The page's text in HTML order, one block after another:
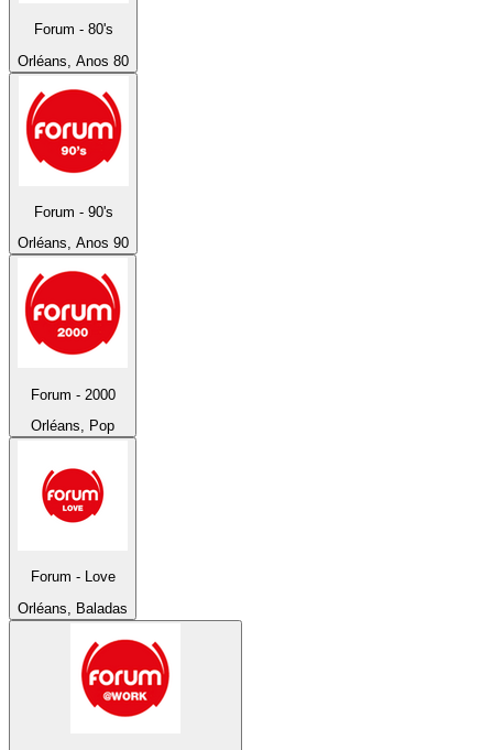
Forum - 80's
Orléans, Anos 80
Forum - 90's
Orléans, Anos 90
Forum - 2000
Orléans, Pop
Forum - Love
Orléans, Baladas